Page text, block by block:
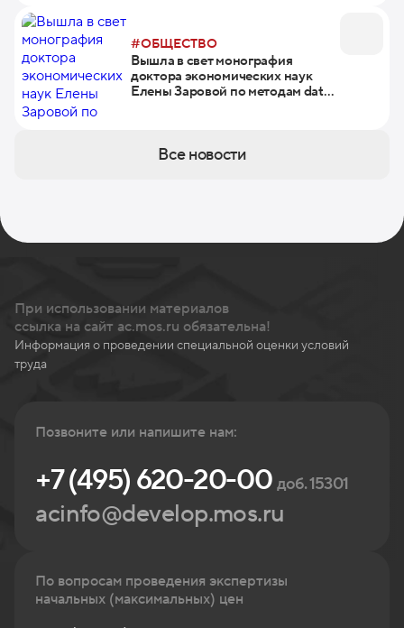
#ОБЩЕСТВО
Вышла в свет монография
доктора экономических наук
Елены Заровой по методам data
Все новости
При использовании материалов
ссылка на сайт ac.mos.ru обязательна!
Информация о проведении специальной оценки условий
труда
Позвоните или напишите нам:
+7 (495) 620-20-00доб. 15301
acinfo@develop.mos.ru
По вопросам проведения экспертизы
начальных (максимальных) цен